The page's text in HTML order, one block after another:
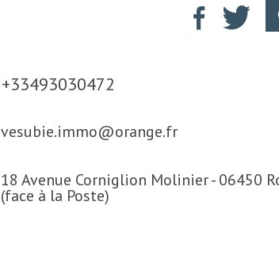
+33493030472
vesubie.immo@orange.fr
18 Avenue Corniglion Molinier - 06450
(face à la Poste)